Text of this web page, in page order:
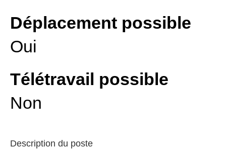
Déplacement possible
Oui
Télétravail possible
Non
Description du poste